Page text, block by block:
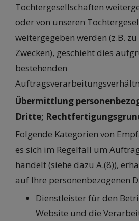
Tochtergesellschaften
oder von unseren
weitergegeben werden (z.B.
Zwecken), geschieht dies
bestehenden
Übermittlung
Dritte;
Folgende Kategorien von
es sich im Regelfall um
handelt (siehe dazu A.(8)),
auf Ihre personenbezogenen
Dienstleister für den
Website und die